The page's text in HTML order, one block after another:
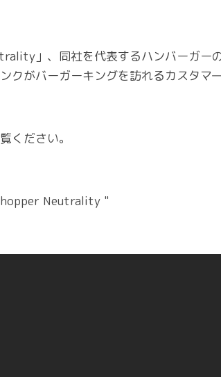
」、同社を代表するハンバーガ
クがバーガーキングを訪れるカスタマ
ください。
Neutrality "